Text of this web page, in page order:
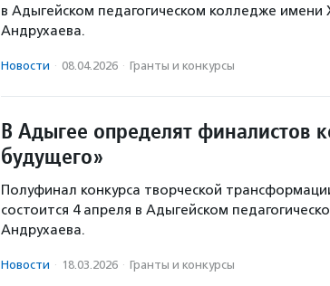
в Адыгейском педагогическом колледже имени
Андрухаева.
Новости · 08.04.2026 · Гранты и конкурсы
В Адыгее определят финалистов
будущего»
Полуфинал конкурса творческой
состоится 4 апреля в Адыгейском
Андрухаева.
Новости · 18.03.2026 · Гранты и конкурсы